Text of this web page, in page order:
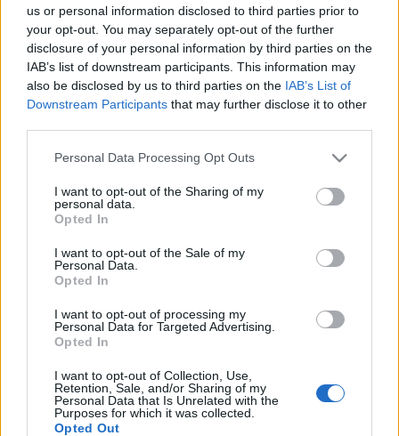
us or personal information disclosed to third parties prior to
your opt-out. You may separately opt-out of the further
disclosure of your personal information by third parties on the
IAB’s list of downstream participants. This information may
also be disclosed by us to third parties on the IAB’s List of
Downstream Participants that may further disclose it to other
Please note that this website/app uses one or more Google
not limited to your visit or usage behaviour. You may click to
grant or deny consent to Google and its third-party tags to
use your data for below specified purposes in below Google
consent section.
Personal Data Processing Opt Outs
I want to opt-out of the Sharing of my
personal data.
Opted In
I want to opt-out of the Sale of my
Personal Data.
Opted In
I want to opt-out of processing my
Personal Data for Targeted Advertising.
Opted In
I want to opt-out of Collection, Use,
Retention, Sale, and/or Sharing of my
Personal Data that Is Unrelated with the
Purposes for which it was collected.
Opted Out
érvényes üzenetet hordoznak, ma is
aktuálisak. Az idén 50 éve alakult
zenekarnak szeretnénk tisztelegni ezzel a
feldolgozáslemezzel.
Az összesen öt dalt tartalmazó KEXEK című anyag
első, alább is hallható kislemeze tehát a már sokat
emlegetett, nemzetközi viszonylatban is jelentős
sikereket elérő Zöld sárga, amit december 20-án egy
újabb single, 23-án pedig a teljes feldolgozáslemez
követ majd. A dalokat december 29-én mutatják be
élőben a Trafóban, ráadásul rögtön egy
duplakoncerten. Mindkét eseményre már
elővételben, több mint három héttel az események
előtt az összes jegy elkelt.